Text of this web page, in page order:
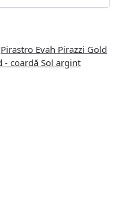
Pirastro Evah Pirazzi Gold
- coardă Sol argint